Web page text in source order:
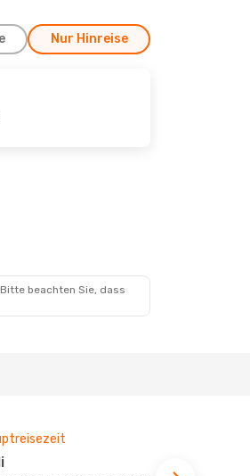
Nur Hinreise
beachten Sie, dass